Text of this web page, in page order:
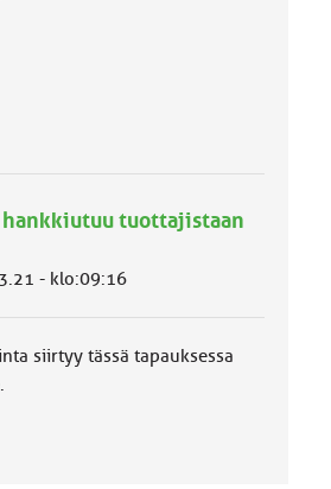
hankkiutuu tuottajistaan
- klo:09:16
siirtyy tässä tapauksessa